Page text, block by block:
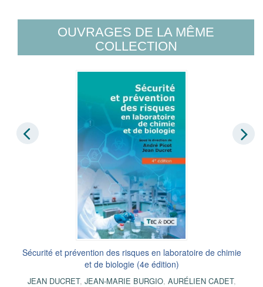
OUVRAGES DE LA MÊME
COLLECTION
Sécurité et prévention des risques en laboratoire de chimie
et de biologie (4e édition)
JEAN DUCRET, JEAN-MARIE BURGIO, AURÉLIEN CADET,